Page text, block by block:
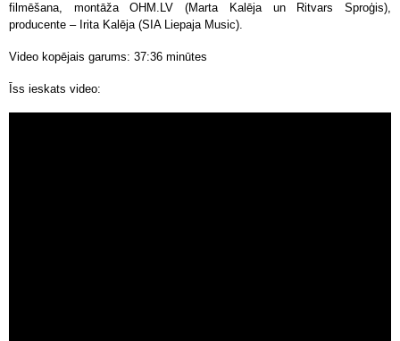
filmēšana, montāža OHM.LV (Marta Kalēja un Ritvars Sproģis),
producente – Irita Kalēja (SIA Liepaja Music).
Video kopējais garums: 37:36 minūtes
Īss ieskats video: